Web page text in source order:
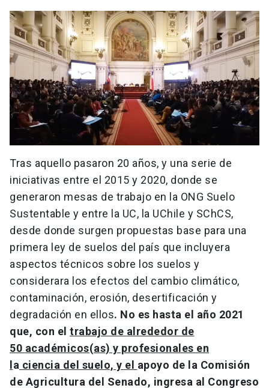
Tras aquello pasaron 20 años, y una serie de
iniciativas entre el 2015 y 2020, donde se
generaron mesas de trabajo en la ONG Suelo
Sustentable y entre la UC, la UChile y SChCS,
desde donde surgen propuestas base para una
primera ley de suelos del país que incluyera
aspectos técnicos sobre los suelos y
considerara los efectos del cambio climático,
contaminación, erosión, desertificación y
degradación en ellos. No es hasta el año 2021
que, con el trabajo de alrededor de
50 académicos(as) y profesionales en
a ciencia del suelo, y el apoyo de la Comisión
de Agricultura del Senado, ingresa al Congreso